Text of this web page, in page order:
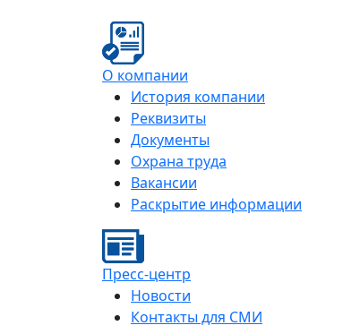
О компании
История компании
Реквизиты
Документы
Охрана труда
Вакансии
Раскрытие информации
Пресс-центр
Новости
Контакты для СМИ